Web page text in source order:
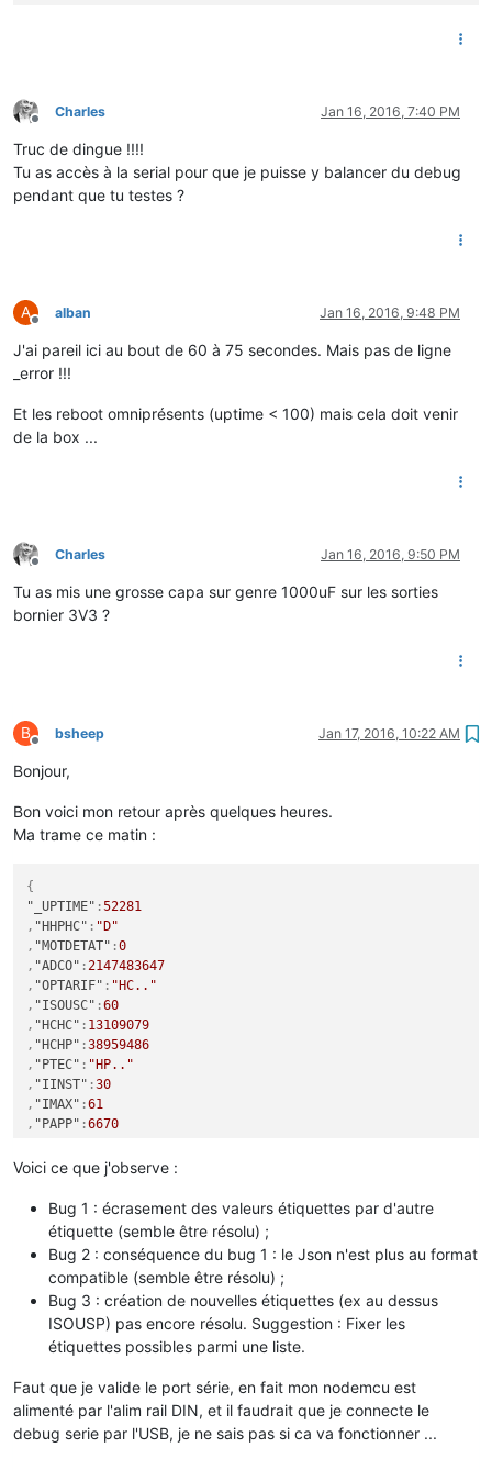
Offline
Charles Jan 16, 2016, 7:40 PM
Truc de dingue !!!!
Tu as accès à la serial pour que je puisse y balancer du debug
pendant que tu testes ?
A
Offline
alban Jan 16, 2016, 9:48 PM
J'ai pareil ici au bout de 60 à 75 secondes. Mais pas de ligne
_error !!!
Et les reboot omniprésents (uptime < 100) mais cela doit venir
de la box ...
Offline
Charles Jan 16, 2016, 9:50 PM
Tu as mis une grosse capa sur genre 1000uF sur les sorties
bornier 3V3 ?
B
Offline
bsheep Jan 17, 2016, 10:22 AM
Bonjour,
Bon voici mon retour après quelques heures.
Ma trame ce matin :
{
"_UPTIME" :52281
, "HHPHC" : "D"
, "MOTDETAT" :0
, "ADCO" :2147483647
, "OPTARIF" : "HC.."
, "ISOUSC" :60
, "HCHC" : 13109079
, "HCHP" :38959486
, "PTEC" : "HP.."
, "IINST" :30
, "IMAX" :61
, "PAPP" :6670
,"ISOUSP": 38942826
Voici ce que j'observe :
Bug 1 : écrasement des valeurs étiquettes par d'autre
étiquette (semble être résolu) ;
Bug 2 : conséquence du bug 1 : le Json n'est plus au format
compatible (semble être résolu) ;
Bug 3 : création de nouvelles étiquettes (ex au dessus
ISOUSP) pas encore résolu. Suggestion : Fixer les
étiquettes possibles parmi une liste.
Faut que je valide le port série, en fait mon nodemcu est
alimenté par l'alim rail DIN, et il faudrait que je connecte le
debug serie par l'USB, je ne sais pas si ca va fonctionner ...